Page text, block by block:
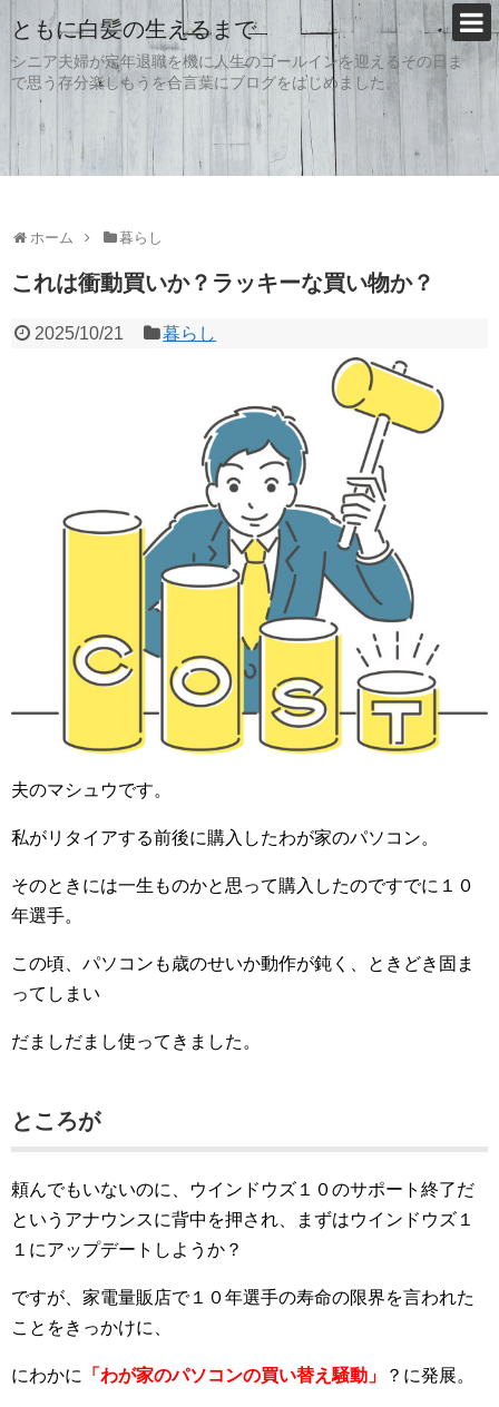
ともに白髪の生えるまで
シニア夫婦が定年退職を機に人生のゴールインを迎えるその日ま
で思う存分楽しもうを合言葉にブログをはじめました。
ホーム 暮らし
これは衝動買いか？ラッキーな買い物か？
2025/10/21 暮らし
夫のマシュウです。
私がリタイアする前後に購入したわが家のパソコン。
そのときには一生ものかと思って購入したのですでに１０
年選手。
この頃、パソコンも歳のせいか動作が鈍く、ときどき固ま
ってしまい
だましだまし使ってきました。
ところが
頼んでもいないのに、ウインドウズ１０のサポート終了だ
というアナウンスに背中を押され、まずはウインドウズ１
１にアップデートしようか？
ですが、家電量販店で１０年選手の寿命の限界を言われた
ことをきっかけに、
にわかに 「わが家のパソコンの買い替え騒動」 ？に発展。